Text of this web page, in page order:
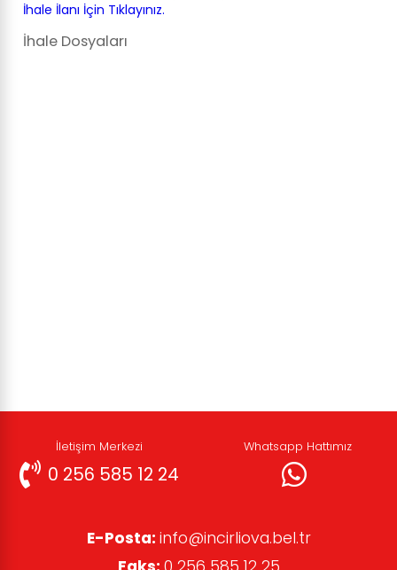
İhale İlanı İçin Tıklayınız.
İhale Dosyaları
İletişim Merkezi
0 256 585 12 24
Whatsapp Hattımız
E-Posta: info@incirliova.bel.tr